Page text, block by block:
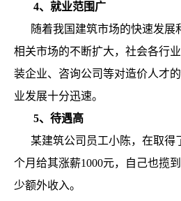
4、就业范围广
随着我国建筑市场的快速发展
相关市场的不断扩大，社会各行
装企业、咨询公司等对造价人才
业发展十分迅速。
5、待遇高
某建筑公司员工小陈，在取得
个月给其涨薪1000元，自己也揽
少额外收入。